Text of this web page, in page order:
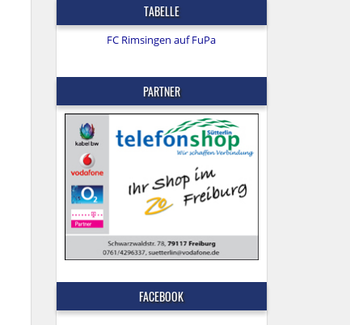
TABELLE
FC Rimsingen auf FuPa
PARTNER
FACEBOOK